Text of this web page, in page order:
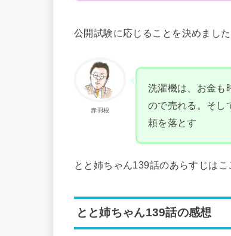
公開試験に応じることを決めまし
赤羽根
洗濯機は、お金も
ので売れる。そし
頼を落とす
とと姉ちゃん139話のあらすじはこ
とと姉ちゃん139話の感想